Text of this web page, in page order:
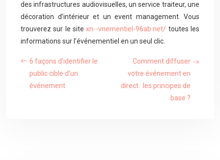
des infrastructures audiovisuelles, un service traiteur, une
décoration d’intérieur et un event management. Vous
trouverez sur le sitexn--vnementiel-96ab.net/ toutes les
informations sur l’événementiel en un seul clic.
6 façons d’identifier le
public cible d’un
événement
Comment diffuser
votre événement en
direct : les principes de
base ?